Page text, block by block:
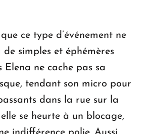
ce type d’événement ne
simples et éphémères
Elena ne cache pas sa
tendant son micro pour
dans la rue sur la
se heurte à un blocage,